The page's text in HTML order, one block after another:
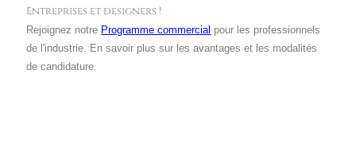
Entreprises et designers !
Rejoignez notre Programme commercial pour les professionnels
de l'industrie. En savoir plus sur les avantages et les modalités
de candidature.